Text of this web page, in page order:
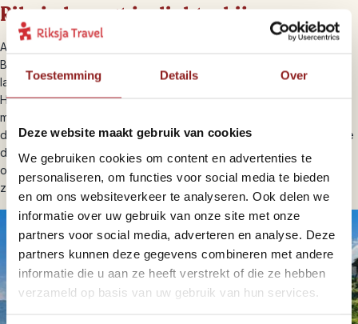
Toestemming Details Over
Deze website maakt gebruik van cookies
We gebruiken cookies om content en advertenties te
personaliseren, om functies voor social media te bieden
en om ons websiteverkeer te analyseren. Ook delen we
informatie over uw gebruik van onze site met onze
partners voor social media, adverteren en analyse. Deze
partners kunnen deze gegevens combineren met andere
informatie die u aan ze heeft verstrekt of die ze hebben
verzameld op basis van uw gebruik van hun services.
Riksja brengt je dichterbij
Als je naar Nepal gaat wil je natuurlijk de Himalaya in en de
Boudhanath stupa in Kathmandu bezoeken. De
land laten we je ook graag zien, maar dan nét even anders.
Hierdoor vermijd je de massa en ontdek je plekken op rustige
momenten. We kiezen voor een lokale gids die alle geheimen van
de stad kent en je trekt door de bergen langs dorpen die niet elke
dag klimmers tegenkomen. We werken al heel lang samen met
onze lokale partners in Nepal. Ze staan ter plekke voor je klaar,
zodat je altijd bij iemand terecht kunt.